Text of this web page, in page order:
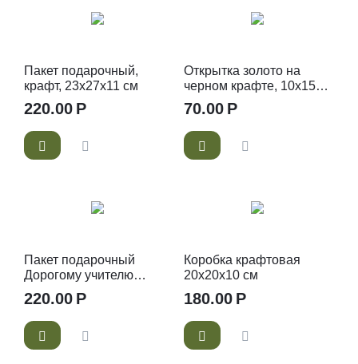
Пакет подарочный,
крафт, 23х27х11 см
220.00 Р
Открытка золото на
черном крафте, 10х15
см
70.00 Р
Пакет подарочный
Дорогому учителю
27х23х11 см
220.00 Р
Коробка крафтовая
20х20х10 см
180.00 Р